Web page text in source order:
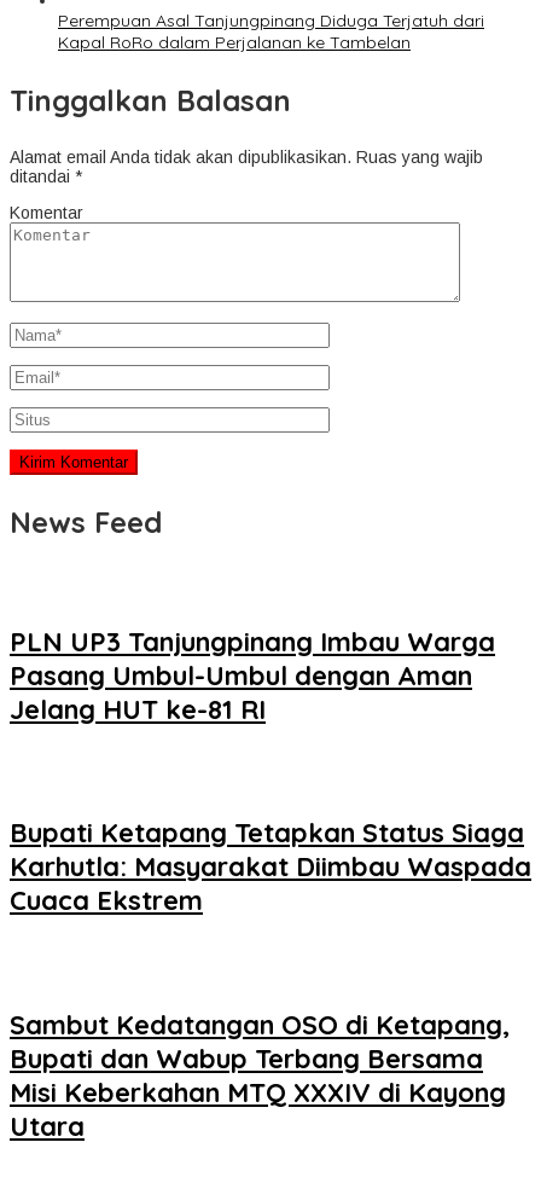
Perempuan Asal Tanjungpinang Diduga Terjatuh dari
Kapal RoRo dalam Perjalanan ke Tambelan
Tinggalkan Balasan
Alamat email Anda tidak akan dipublikasikan. Ruas yang wajib
ditandai *
Komentar
News Feed
PLN UP3 Tanjungpinang Imbau Warga
Pasang Umbul-Umbul dengan Aman
Jelang HUT ke-81 RI
Bupati Ketapang Tetapkan Status Siaga
Karhutla: Masyarakat Diimbau Waspada
Cuaca Ekstrem
Sambut Kedatangan OSO di Ketapang,
Bupati dan Wabup Terbang Bersama
Misi Keberkahan MTQ XXXIV di Kayong
Utara